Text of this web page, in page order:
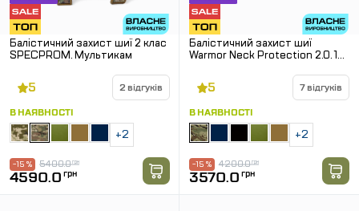
Балістичний захист шиї 2 клас
SPECPROM. Мультикам
5 2 відгуків
В НАЯВНОСТІ
+2
5400.0грн
-15 %
4590.0 грн
Балістичний захист шиї
Warmor Neck Protection 2.0. 1
5 7 відгуків
В НАЯВНОСТІ
+2
4200.0грн
-15 %
3570.0 грн